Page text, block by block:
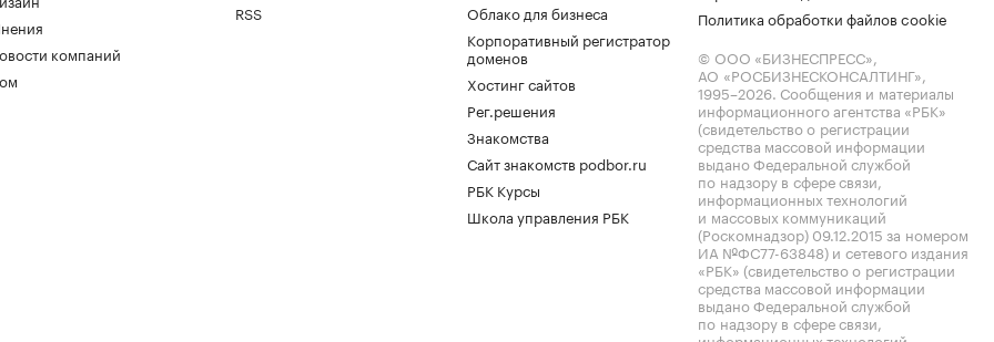
компаний
RSS
Облако для бизнеса
Корпоративный регистратор
доменов
Хостинг сайтов
Рег.решения
Знакомства
Сайт знакомств podbor.ru
РБК Курсы
Школа управления РБК
Политика обработки файлов cookie
© ООО «БИЗНЕСПРЕСС»,
АО «РОСБИЗНЕСКОНСАЛТИНГ»,
1995–2026. Сообщения и материалы
информационного агентства «РБК»
(свидетельство о регистрации
средства массовой информации
выдано Федеральной службой
по надзору в сфере связи,
информационных технологий
и массовых коммуникаций
(Роскомнадзор) 09.12.2015 за номером
ИА №ФС77-63848) и сетевого издания
«РБК» (свидетельство о регистрации
средства массовой информации
выдано Федеральной службой
по надзору в сфере связи,